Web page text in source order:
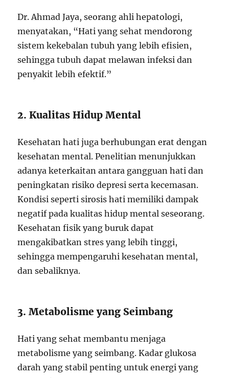
Dr. Ahmad Jaya, seorang ahli hepatologi,
menyatakan, “Hati yang sehat mendorong
sistem kekebalan tubuh yang lebih efisien,
sehingga tubuh dapat melawan infeksi dan
penyakit lebih efektif.”
2. Kualitas Hidup Mental
Kesehatan hati juga berhubungan erat dengan
kesehatan mental. Penelitian menunjukkan
adanya keterkaitan antara gangguan hati dan
peningkatan risiko depresi serta kecemasan.
Kondisi seperti sirosis hati memiliki dampak
negatif pada kualitas hidup mental seseorang.
Kesehatan fisik yang buruk dapat
mengakibatkan stres yang lebih tinggi,
sehingga mempengaruhi kesehatan mental,
dan sebaliknya.
3. Metabolisme yang Seimbang
Hati yang sehat membantu menjaga
metabolisme yang seimbang. Kadar glukosa
darah yang stabil penting untuk energi yang